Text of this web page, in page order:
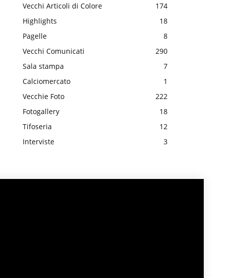
Vecchi Articoli di Colore
174
Highlights
18
Pagelle
8
Vecchi Comunicati
290
Sala stampa
7
Calciomercato
1
Vecchie Foto
222
Fotogallery
18
Tifoseria
12
Interviste
3